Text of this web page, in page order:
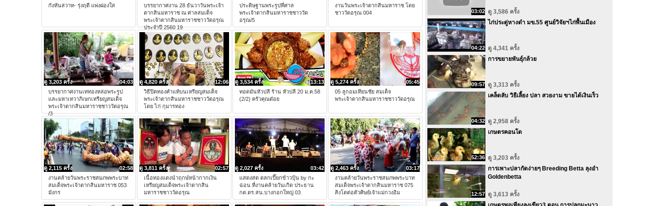
กังหันสวาท- รุ่งฤดี แพ่งผ่องใส
บรรยากาศงาน 28 ธันวาวันพระเจ้า
ตากสินมหาราช ณ ศาลสมเด็จ
พระเจ้าตากสินมหาราชชาววัดอรุณ
ประจำปี 2560 19
ประดิษฐานพระรูปที่ศาล
พระเจ้าตากสินมหาราชชาววัด
อรุณ/5
งานวันพระเจ้าตากสินมหาราช โดย
ชาววัดอรุณ 004
04:03
ดู 3,203 ครั้ง
บรรยากาศงานเททองหล่อพระรูป
และมหาเทวาภิเษกเหรียญสมเด็จ
พระเจ้าตากสินมหาราชชาววัดอรุณ
/3
12:06
ดู 4,820 ครั้ง
วิธีปิดทองคำแท้บนเหรียญสมเด็จ
พระเจ้าตากสินมหาราชชาววัดอรุณ
โดย ไก่ กุมารทอง
13:13
ดู 3,534 ครั้ง
ทอดมันหัวปลี ร้าน หัวปลี 20 ม.ค.58
(2/2) ครัวคุณต๋อย
05:45
ดู 5,274 ครั้ง
05 ลูกอมเทียนชัย สมเด็จ
พระเจ้าตากสินมหาราชชาววัดอรุณ
02:58
ดู 2,115 ครั้ง
งานคล้ายวันพระราชสมภพพระบาท
สมเด็จพระเจ้าตากสินมหาราช 053
มังกร
02:57
ดู 3,811 ครั้ง
เนื้อทองแดงนำฤกษ์หน้ากากเงิน
เหรียญสมเด็จพระเจ้าตากสิน
มหาราชชาววัดอรุณ
03:42
ดู 2,027 ครั้ง
แสดงสด ตลกเปี๊ยกข้าวปุ้น by กะ
ฉ่อน ที่งานคล้ายวันเกิด ประธาน
กต.ตร.สน.บางกอกใหญ่ 03
03:17
ดู 2,463 ครั้ง
งานคล้ายวันพระราชสมภพพระบาท
สมเด็จพระเจ้าตากสินมหาราช 075
สิงโตต่อตัวศิษย์เจ้าแม่กวงอิม
03:02 ดู 3,586 ครั้ง
04:22
ไก่ประดู่หางดำ มข.55 ศูนย์วิจัยฯไก่พื้นเมือง
ดู 4,341 ครั้ง
09:57
การขยายพันธุ์กล้วย
ดู 3,313 ครั้ง
04:32
เคล็ดลับ วิธีเลี้ยง ปลา สวยงาม ขายได้เงินเร็ว
ดู 2,958 ครั้ง
52:36
เกษตรคอนโด
ดู 3,203 ครั้ง
12:57
การเพาะปลากัดง่ายๆ Breeding Betta ลุงอ๋า
Goldenbetta
ดู 3,613 ครั้ง